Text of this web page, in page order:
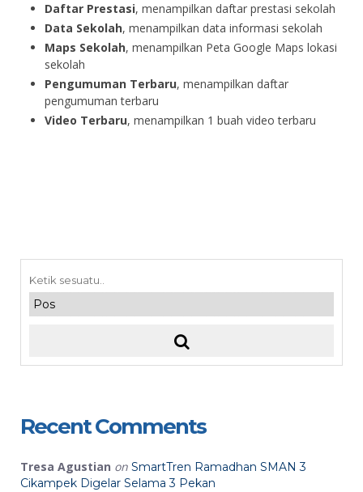
Daftar Prestasi, menampilkan daftar prestasi sekolah
Data Sekolah, menampilkan data informasi sekolah
Maps Sekolah, menampilkan Peta Google Maps lokasi
sekolah
Pengumuman Terbaru, menampilkan daftar
pengumuman terbaru
Video Terbaru, menampilkan 1 buah video terbaru
Recent Comments
Tresa Agustian on SmartTren Ramadhan SMAN 3
Cikampek Digelar Selama 3 Pekan